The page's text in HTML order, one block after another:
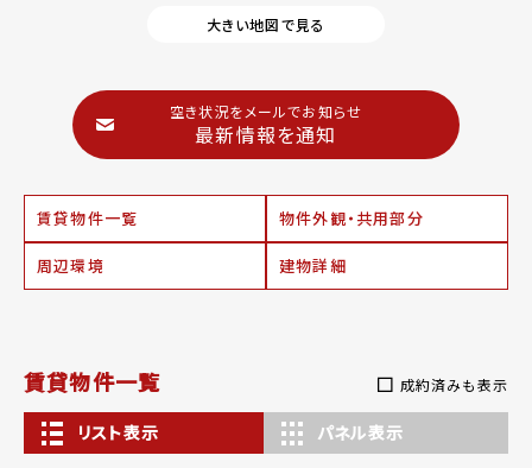
大きい地図で見る
空き状況をメールでお知らせ
最新情報を通知
賃貸物件一覧 物件外観・共用部分
周辺環境 建物詳細
賃貸物件一覧 成約済みも表示
リスト表示 パネル表示